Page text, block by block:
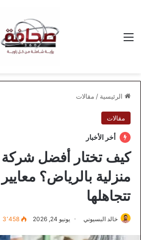
الرئيسية / مقالات
مقالات
أخر الأخبار
كيف تختار أفضل
منزلية بالرياض؟
تتجاهلها
خالد البسيوني يونيو 24, 2026 3٬458